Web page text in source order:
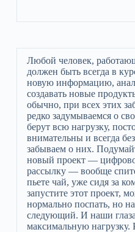
Любой человек,
должен быть всегда в
новую информацию,
создавать новые
обычно, при всех этих
редко задумываемся о
берут всю нагрузку,
внимательны и всегда
забываем о них.
новый проект —
рассылку — вообще
пьете чай, уже сидя за
запустите этот проект,
нормально поспать, но
следующий. И наши
максимальную нагрузку.